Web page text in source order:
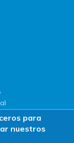
privacidad
Cookies
para
nuestros